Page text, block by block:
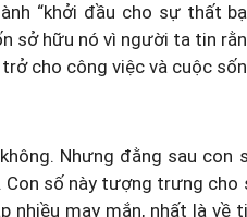
“khởi đầu cho sự thất
sở hữu nó vì người ta tin
cho công việc và cuộc
Nhưng đằng sau con
số này tượng trưng cho
nhiều may mắn, nhất là về